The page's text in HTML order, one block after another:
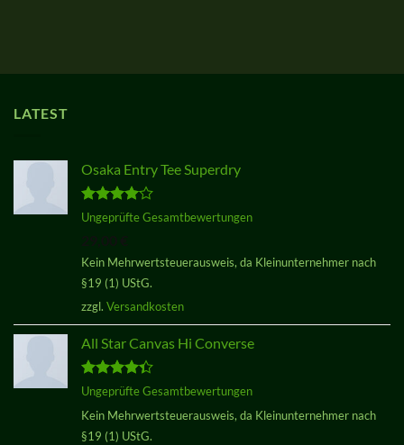
LATEST
Osaka Entry Tee Superdry
Bewertet
mit 4.00
Ungeprüfte Gesamtbewertungen
Kein Mehrwertsteuerausweis, da Kleinunternehmer nach
§19 (1) UStG.
zzgl. Versandkosten
All Star Canvas Hi Converse
Bewertet
von 5
Ungeprüfte Gesamtbewertungen
Kein Mehrwertsteuerausweis, da Kleinunternehmer nach
§19 (1) UStG.